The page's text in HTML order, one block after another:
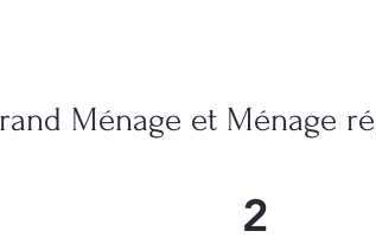
Ménage et Ménage
2